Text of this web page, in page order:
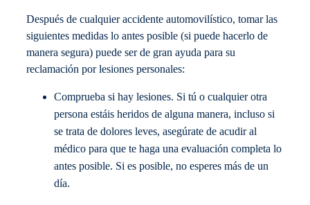
Después de cualquier accidente automovilístico, tomar las
siguientes medidas lo antes posible (si puede hacerlo de
manera segura) puede ser de gran ayuda para su
reclamación por lesiones personales:
Comprueba si hay lesiones. Si tú o cualquier otra
persona estáis heridos de alguna manera, incluso si
se trata de dolores leves, asegúrate de acudir al
médico para que te haga una evaluación completa lo
antes posible. Si es posible, no esperes más de un
día.